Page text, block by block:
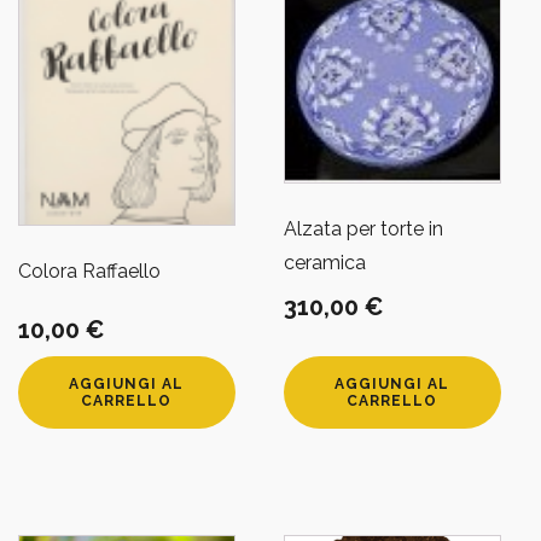
Colora Raffaello
10,00 €
AGGIUNGI AL
CARRELLO
Alzata per torte in
ceramica
310,00 €
AGGIUNGI AL
CARRELLO